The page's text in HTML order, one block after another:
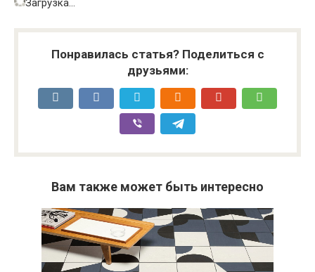
Загрузка…
Понравилась статья? Поделиться с
друзьями:
Вам также может быть интересно